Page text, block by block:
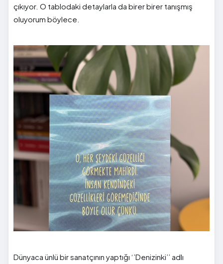
çıkıyor. O tablodaki detaylarla da birer birer tanışmış
oluyorum böylece.
Dünyaca ünlü bir sanatçının yaptığı ‘’Denizinki’’ adlı